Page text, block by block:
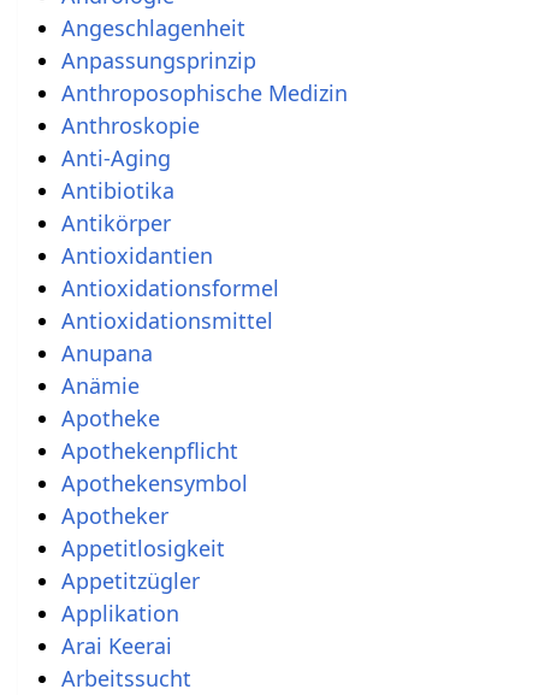
Angeschlagenheit
Anpassungsprinzip
Anthroposophische Medizin
Anthroskopie
Anti-Aging
Antibiotika
Antikörper
Antioxidantien
Antioxidationsformel
Antioxidationsmittel
Anupana
Anämie
Apotheke
Apothekenpflicht
Apothekensymbol
Apotheker
Appetitlosigkeit
Appetitzügler
Applikation
Arai Keerai
Arbeitssucht